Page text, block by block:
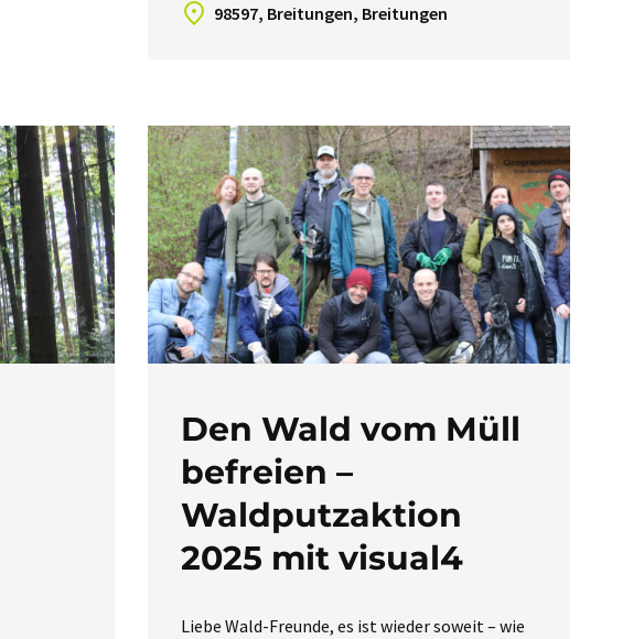
98597, Breitungen, Breitungen
Den Wald vom Müll
befreien –
Waldputzaktion
2025 mit visual4
Liebe Wald-Freunde, es ist wieder soweit – wie